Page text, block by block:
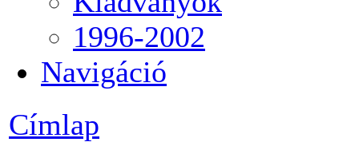
1996-2002
Navigáció
Címlap